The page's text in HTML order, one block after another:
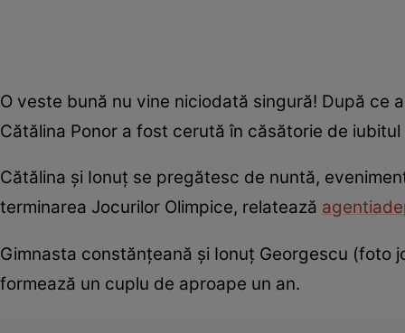
O veste bună nu vine niciodată singură! După ce
Cătălina Ponor a fost cerută în căsătorie de
Cătălina şi Ionuţ se pregătesc de nuntă,
terminarea Jocurilor Olimpice, relatează
Gimnasta constănţeană şi Ionuţ Georgescu (foto
formează un cuplu de aproape un an.